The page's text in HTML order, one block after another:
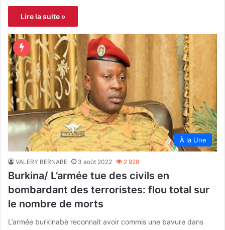
Lire la suite »
À la Une
VALERY BERNABE 3 août 2022 2 928
Burkina/ L’armée tue des civils en
bombardant des terroristes: flou total sur
le nombre de morts
L’armée burkinabè reconnait avoir commis une bavure dans